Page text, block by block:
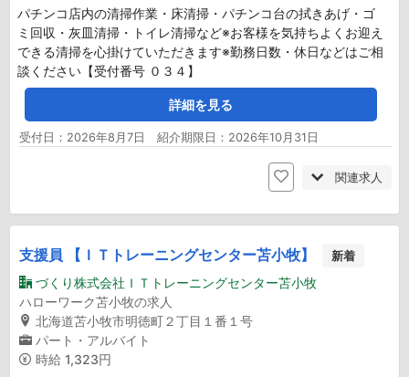
パチンコ店内の清掃作業・床清掃・パチンコ台の拭きあげ・ゴ
ミ回収・灰皿清掃・トイレ清掃など※お客様を気持ちよくお迎え
できる清掃を心掛けていただきます※勤務日数・休日などはご相
談ください【受付番号 ０３４】
詳細を見る
受付日：2026年8月7日 紹介期限日：2026年10月31日
関連求人
支援員 【ＩＴトレーニングセンター苫小牧】 新着
づくり株式会社ＩＴトレーニングセンター苫小牧
ハローワーク苫小牧の求人
北海道苫小牧市明徳町２丁目１番１号
パート・アルバイト
時給 1,323円